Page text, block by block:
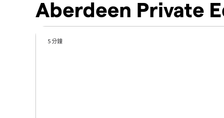
Aberdeen Private
5 分鐘